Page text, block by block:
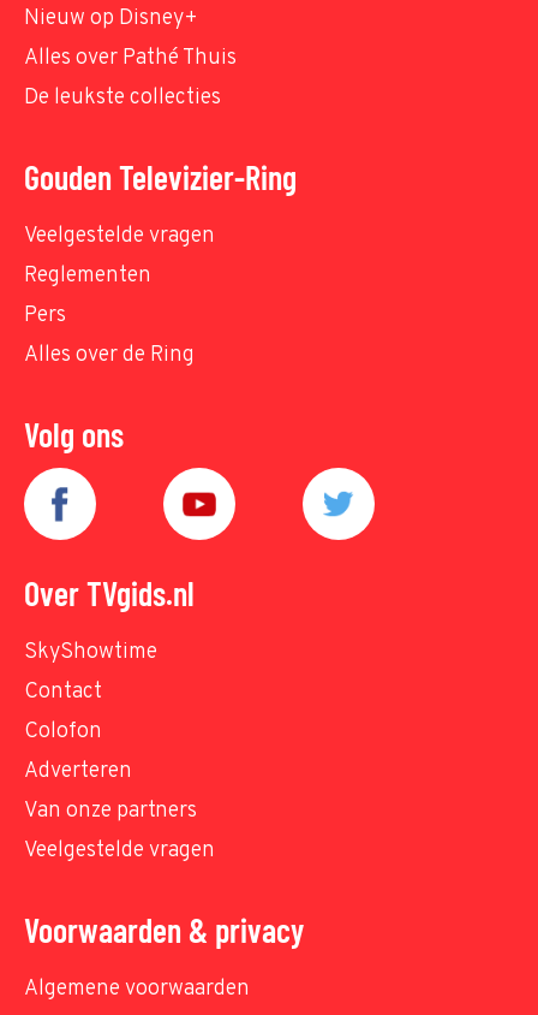
Nieuw op Disney+
Alles over Pathé Thuis
De leukste collecties
Gouden Televizier-Ring
Veelgestelde vragen
Reglementen
Pers
Alles over de Ring
Volg ons
Over TVgids.nl
SkyShowtime
Contact
Colofon
Adverteren
Van onze partners
Veelgestelde vragen
Voorwaarden & privacy
Algemene voorwaarden